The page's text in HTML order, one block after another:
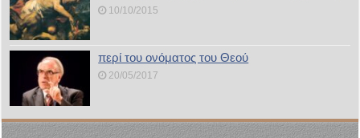
10/10/2015
περί του ονόματος του Θεού
20/05/2017